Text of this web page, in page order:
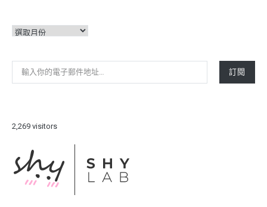
彙
輸入你的電子郵件地址…
訂閱
2,269 visitors